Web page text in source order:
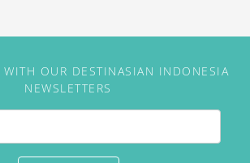
WITH OUR DESTINASIAN INDONESIA
NEWSLETTERS